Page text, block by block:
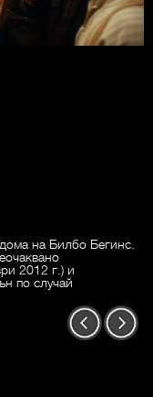
на Билбо Бегинс.
2012 г.) и
по случай